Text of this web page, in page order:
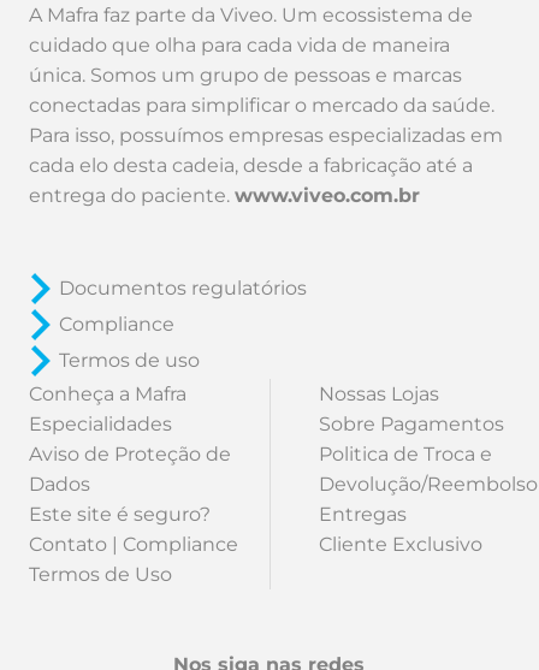
A Mafra faz parte da Viveo. Um ecossistema de
cuidado que olha para cada vida de maneira
única. Somos um grupo de pessoas e marcas
conectadas para simplificar o mercado da saúde.
Para isso, possuímos empresas especializadas em
cada elo desta cadeia, desde a fabricação até a
entrega do paciente.www.viveo.com.br
Documentos regulatórios
Compliance
Termos de uso
Conheça a Mafra
Especialidades
Aviso de Proteção de
Dados
Este site é seguro?
Contato | Compliance
Termos de Uso
Nossas Lojas
Sobre Pagamentos
Politica de Troca e
Devolução/Reembolso
Entregas
Cliente Exclusivo
Nos siga nas redes